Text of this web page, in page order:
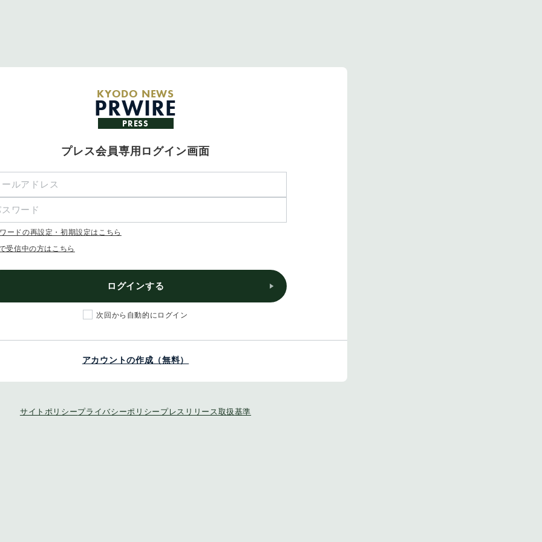
KYODO NEWS
PRWIRE
PRESS
プレス会員専用ログイン画面
ードの再設定・初期設定はこちら
受信中の方はこちら
ログインする
次回から自動的にログイン
アカウントの作成（無料）
サイトポリシープライバシーポリシー プレスリリース取扱基準